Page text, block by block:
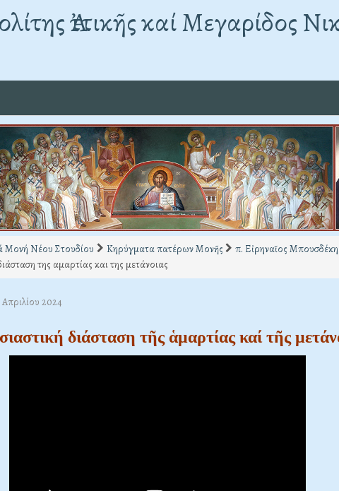
Ἀττικῆς καί Μεγαρίδος
Μονή Νέου Στουδίου Κηρύγματα πατέρων Μονῆς
π. Εἰρηναῖος
της αμαρτίας και της μετάνοιας
Απριλίου 2024
διάσταση τῆς ἁμαρτίας καί τῆς